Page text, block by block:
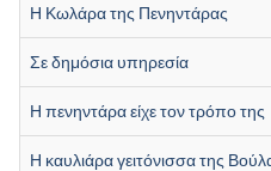
Η Κωλάρα της Πενηντάρας
Σε δημόσια υπηρεσία
Η πενηντάρα είχε τον τρόπο της
Η καυλιάρα γειτόνισσα της